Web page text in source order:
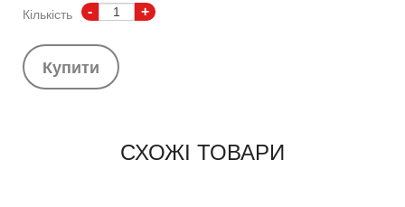
Кількість - +
Купити
СХОЖІ ТОВАРИ